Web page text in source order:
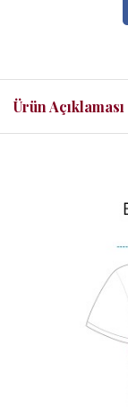
Ürün Açıklaması